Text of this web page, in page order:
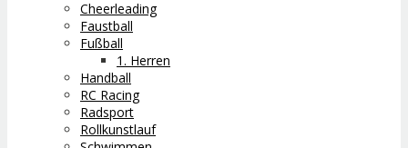
Cheerleading
Faustball
Fußball
1. Herren
Handball
RC Racing
Radsport
Rollkunstlauf